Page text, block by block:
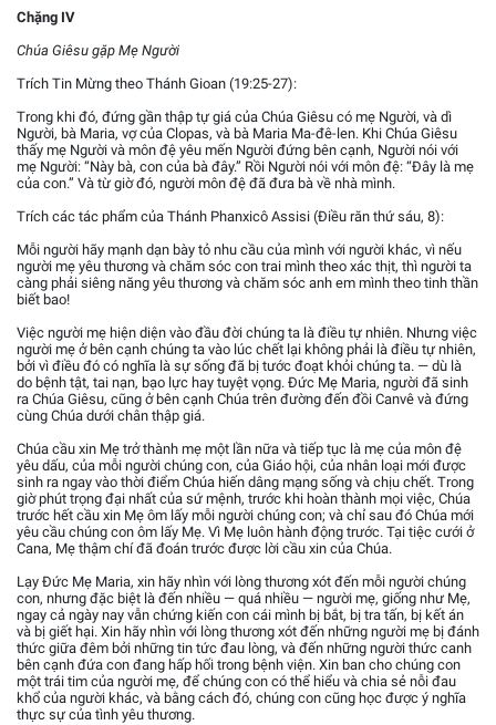
Chặng IV
Chúa Giêsu gặp Mẹ Người
Trích Tin Mừng theo Thánh Gioan (19:25-27):
Trong khi đó, đứng gần thập tự giá của Chúa Giêsu có mẹ Người, và dì
Người, bà Maria, vợ của Clopas, và bà Maria Ma-đê-len. Khi Chúa Giêsu
thấy mẹ Người và môn đệ yêu mến Người đứng bên cạnh, Người nói với
mẹ Người: “Này bà, con của bà đây.” Rồi Người nói với môn đệ: “Đây là mẹ
của con.” Và từ giờ đó, người môn đệ đã đưa bà về nhà mình.
Trích các tác phẩm của Thánh Phanxicô Assisi (Điều răn thứ sáu, 8):
Mỗi người hãy mạnh dạn bày tỏ nhu cầu của mình với người khác, vì nếu
người mẹ yêu thương và chăm sóc con trai mình theo xác thịt, thì người ta
càng phải siêng năng yêu thương và chăm sóc anh em mình theo tinh thần
biết bao!
Việc người mẹ hiện diện vào đầu đời chúng ta là điều tự nhiên. Nhưng việc
người mẹ ở bên cạnh chúng ta vào lúc chết lại không phải là điều tự nhiên,
bởi vì điều đó có nghĩa là sự sống đã bị tước đoạt khỏi chúng ta. — dù là
do bệnh tật, tai nạn, bạo lực hay tuyệt vọng. Đức Mẹ Maria, người đã sinh
ra Chúa Giêsu, cũng ở bên cạnh Chúa trên đường đến đồi Canvê và đứng
cùng Chúa dưới chân thập giá.
Chúa cầu xin Mẹ trở thành mẹ một lần nữa và tiếp tục là mẹ của môn đệ
yêu dấu, của mỗi người chúng con, của Giáo hội, của nhân loại mới được
sinh ra ngay vào thời điểm Chúa hiến dâng mạng sống và chịu chết. Trong
giờ phút trọng đại nhất của sứ mệnh, trước khi hoàn thành mọi việc, Chúa
trước hết cầu xin Mẹ ôm lấy mỗi người chúng con; và chỉ sau đó Chúa mới
yêu cầu chúng con ôm lấy Mẹ. Vì Mẹ luôn hành động trước. Tại tiệc cưới ở
Cana, Mẹ thậm chí đã đoán trước được lời cầu xin của Chúa.
Lạy Đức Mẹ Maria, xin hãy nhìn với lòng thương xót đến mỗi người chúng
con, nhưng đặc biệt là đến nhiều — quá nhiều — người mẹ, giống như Mẹ,
ngay cả ngày nay vẫn chứng kiến con cái mình bị bắt, bị tra tấn, bị kết án
và bị giết hại. Xin hãy nhìn với lòng thương xót đến những người mẹ bị đánh
thức giữa đêm bởi những tin tức đau lòng, và đến những người thức canh
bên cạnh đứa con đang hấp hối trong bệnh viện. Xin ban cho chúng con
một trái tim của người mẹ, để chúng con có thể hiểu và chia sẻ nỗi đau
khổ của người khác, và bằng cách đó, chúng con cũng học được ý nghĩa
thực sự của tình yêu thương.